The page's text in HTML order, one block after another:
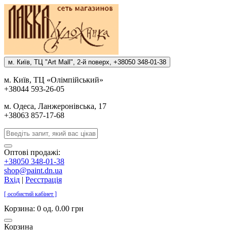
м. Киïв, ТЦ "Art Mall", 2-й поверх, +38050 348-01-38
м. Киïв, ТЦ «Олiмпiйський»
+38044 593-26-05
м. Одеса, Ланжеронiвська, 17
+38063 857-17-68
Оптові продажі:
+38050 348-01-38
shop@paint.dn.ua
Вхід | Реєстрація
[ особистий кабінет ]
Корзина: 0 од. 0.00 грн
Корзина